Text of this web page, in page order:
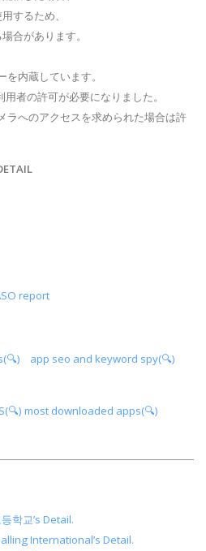
するため、
合があります。
内蔵しています。
者の許可が必要になりました。
ラへのアクセスを求められた場合は許
report
app seo and keyword spy(🔍)
most downloaded apps(🔍)
학교’s Detail.
International’s Detail.